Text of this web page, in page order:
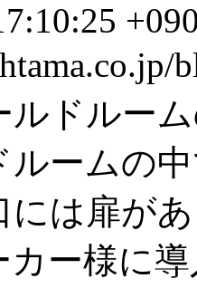
ルドルー
ルームの
には扉が
カー様に